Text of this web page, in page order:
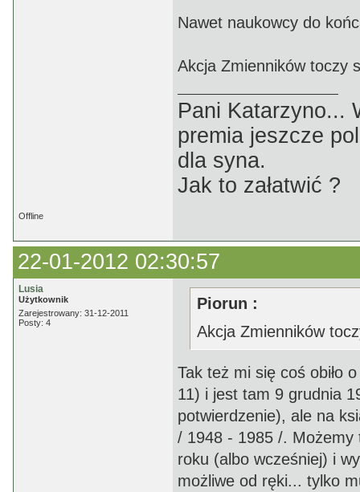
Nawet naukowcy do
Akcja Zmienników toczy
Pani Katarzyno...
premia jeszcze
dla syna.
Jak to załatwić ?
Offline
22-01-2012 02:30:57
Lusia
Użytkownik
Zarejestrowany: 31-12-2011
Posty: 4
Piorun :
Akcja Zmienników
Tak też mi się coś obiło
11) i jest tam 9 grudnia
potwierdzenie), ale na
/ 1948 - 1985 /. Możemy
roku (albo wcześniej) i
możliwe od ręki... tylko